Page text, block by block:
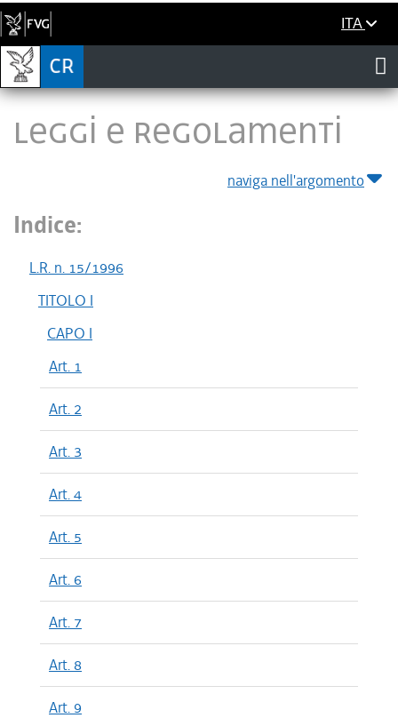
ITA
LEGGI E REGOLAMENTI
naviga nell'argomento
Indice:
L.R. n. 15/1996
TITOLO I
CAPO I
Art. 1
Art. 2
Art. 3
Art. 4
Art. 5
Art. 6
Art. 7
Art. 8
Art. 9